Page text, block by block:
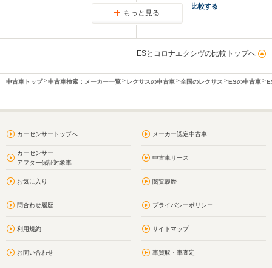
比較する
もっと見る
ESとコロナエクシヴの比較トップへ
中古車トップ 中古車検索：メーカー一覧 レクサスの中古車 全国のレクサス ESの中古車
カーセンサートップへ メーカー認定中古車
カーセンサー
アフター保証対象車
中古車リース
お気に入り 閲覧履歴
問合わせ履歴 プライバシーポリシー
利用規約 サイトマップ
お問い合わせ 車買取・車査定